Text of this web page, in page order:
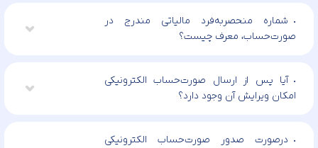
شماره منحصر‌به‌فرد مالیاتی مندرج در
صورت‌حساب، معرف چیست؟
آیا پس از ارسال صورت‌حساب الکترونیکی
امکان ویرایش آن وجود دارد؟
درصورت صدور صورت‌حساب الکترونیکی